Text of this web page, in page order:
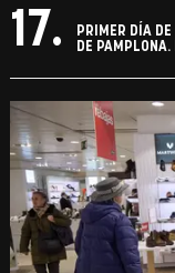
17.
PRIMER DÍA
DE